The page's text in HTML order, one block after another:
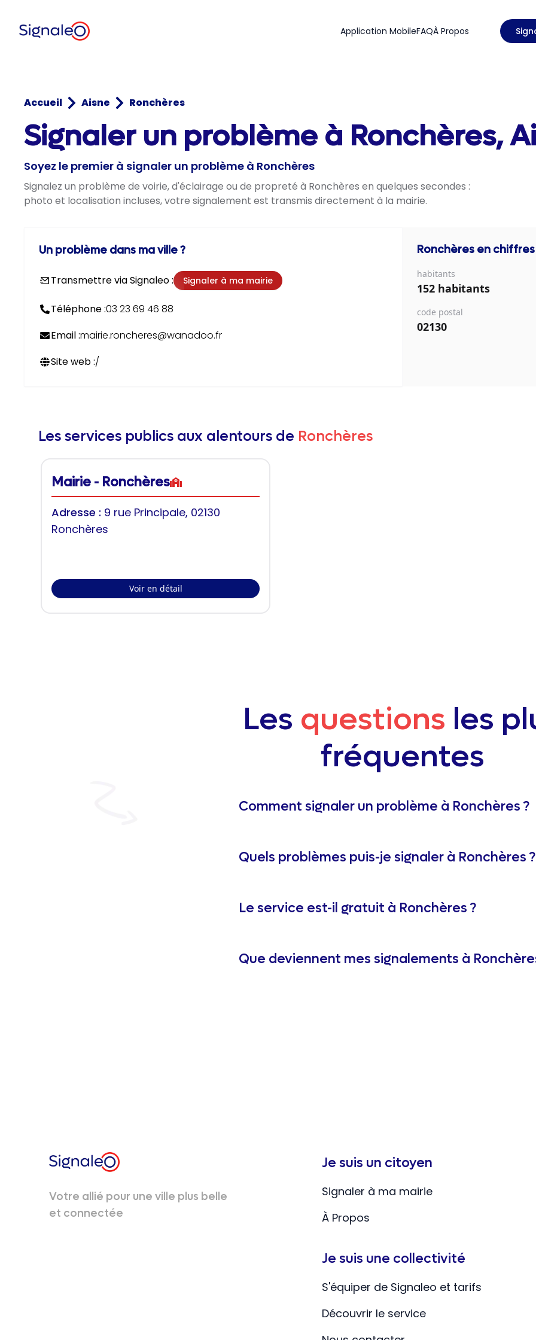
Application MobileFAQÀ Propos
Accueil Aisne Ronchères
Signaler un problème à Ronchères,
Soyez le premier à signaler un problème à Ronchères
Signalez un problème de voirie, d'éclairage ou de propreté à Ronchères en quelques secondes :
photo et localisation incluses, votre signalement est transmis directement à la mairie.
Un problème dans ma ville ?
Transmettre via Signaleo : Signaler à ma mairie
Téléphone :03 23 69 46 88
Email :mairie.roncheres@wanadoo.fr
Site web :/
Ronchères en chiffres
habitants
152 habitants
code postal
02130
Les services publics aux alentours de Ronchères
Mairie - Ronchères
Adresse : 9 rue Principale, 02130
Ronchères
Voir en détail
Les questions les
fréquentes
Comment signaler un problème à Ronchères ?
Quels problèmes puis-je signaler à Ronchères ?
Le service est-il gratuit à Ronchères ?
Que deviennent mes signalements à
Votre allié pour une ville plus belle
et connectée
Je suis un citoyen
Signaler à ma mairie
À Propos
Je suis une collectivité
S'équiper de Signaleo et tarifs
Découvrir le service